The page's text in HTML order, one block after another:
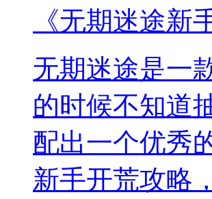
《无期迷途新
无期迷途是一
的时候不知道
配出一个优秀
新手开荒攻略